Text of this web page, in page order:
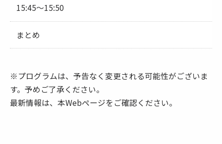
15:45～15:50
まとめ
※プログラムは、予告なく変更される可能性がございま
す。予めご了承ください。
最新情報は、本Webページをご確認ください。